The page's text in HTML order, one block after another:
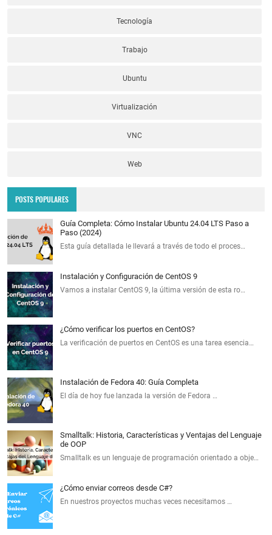
Tecnología
Trabajo
Ubuntu
Virtualización
VNC
Web
POSTS POPULARES
Guía Completa: Cómo Instalar Ubuntu 24.04 LTS Paso a
Paso (2024)
Esta guía detallada le llevará a través de todo el proces…
Instalación y Configuración de CentOS 9
Vamos a instalar CentOS 9, la última versión de esta ro…
¿Cómo verificar los puertos en CentOS?
La verificación de puertos en CentOS es una tarea esencia…
Instalación de Fedora 40: Guía Completa
El día de hoy fue lanzada la versión de Fedora …
Smalltalk: Historia, Características y Ventajas del Lenguaje
de OOP
Smalltalk es un lenguaje de programación orientado a obje…
¿Cómo enviar correos desde C#?
En nuestros proyectos muchas veces necesitamos …